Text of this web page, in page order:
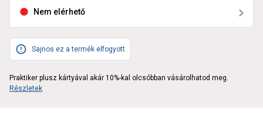
Nem elérhető
Sajnos ez a termék elfogyott
Praktiker plusz kártyával akár 10%-kal olcsóbban vásárolhatod meg.
Részletek